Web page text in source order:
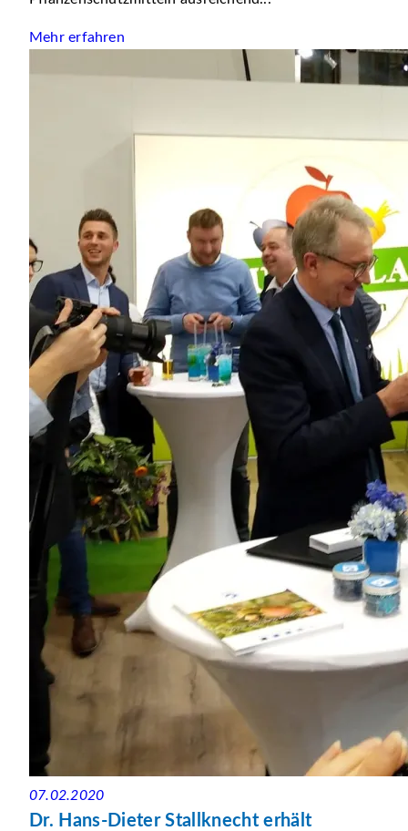
Mehr erfahren
07.02.2020
Dr. Hans-Dieter Stallknecht erhält